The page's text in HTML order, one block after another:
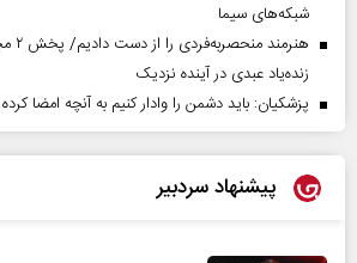
شبکه‌های سیما
زنده‌یاد عبدی در آینده نزدیک
پزشکیان: باید دشمن را وادار کنیم به آنچه امضا کرده
پیشنهاد سردبیر